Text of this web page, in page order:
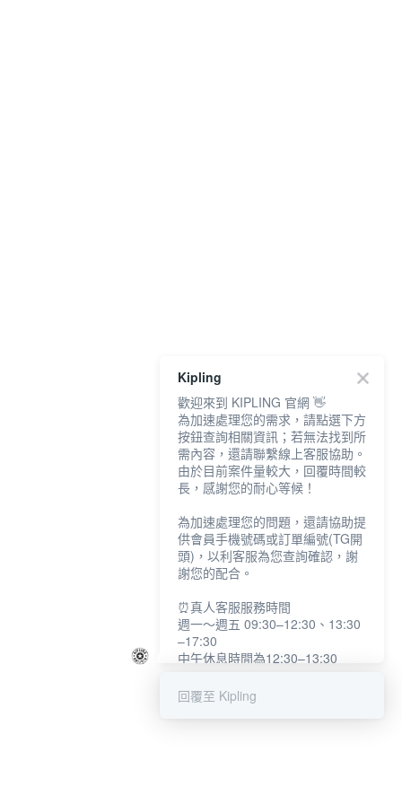
Kipling
歡迎來到 KIPLING 官網 👋
為加速處理您的需求，請點選下方
按鈕查詢相關資訊；若無法找到所
需內容，還請聯繫線上客服協助。
由於目前案件量較大，回覆時間較
長，感謝您的耐心等候！
為加速處理您的問題，還請協助提
供會員手機號碼或訂單編號(TG開
頭)，以利客服為您查詢確認，謝
謝您的配合。
⏰真人客服服務時間
週一～週五 09:30–12:30、13:30
–17:30
中午休息時間為12:30–13:30
提醒您：系統會自動已讀訊息，如
回覆至 Kipling